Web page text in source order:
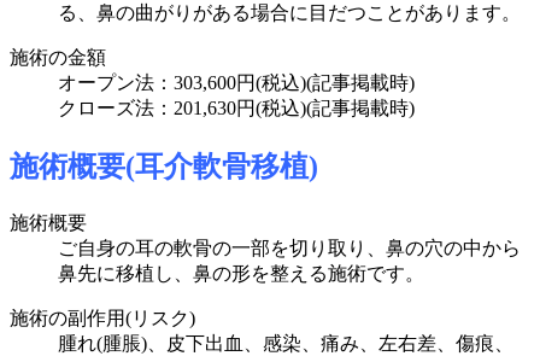
る、鼻の曲がりがある場合に目だつことがあります。
施術の金額
オープン法：303,600円(税込)(記事掲載時)
クローズ法：201,630円(税込)(記事掲載時)
施術概要(耳介軟骨移植)
施術概要
ご自身の耳の軟骨の一部を切り取り、鼻の穴の中から
鼻先に移植し、鼻の形を整える施術です。
施術の副作用(リスク)
腫れ(腫脹)、皮下出血、感染、痛み、左右差、傷痕、